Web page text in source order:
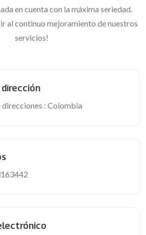
en cuenta con la máxima seriedad.
al continuo mejoramiento de nuestros
servicios!
: Colombia